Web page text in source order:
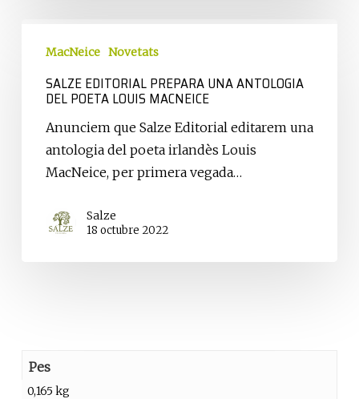
Editorial
prepara
antologia
poeta
MacNeice
MacNeice Novetats
SALZE EDITORIAL PREPARA UNA ANTOLOGIA
DEL POETA LOUIS MACNEICE
Anunciem que Salze Editorial editarem una
antologia del poeta irlandès Louis
MacNeice, per primera vegada…
Salze
18 octubre 2022
Pes
0,165 kg